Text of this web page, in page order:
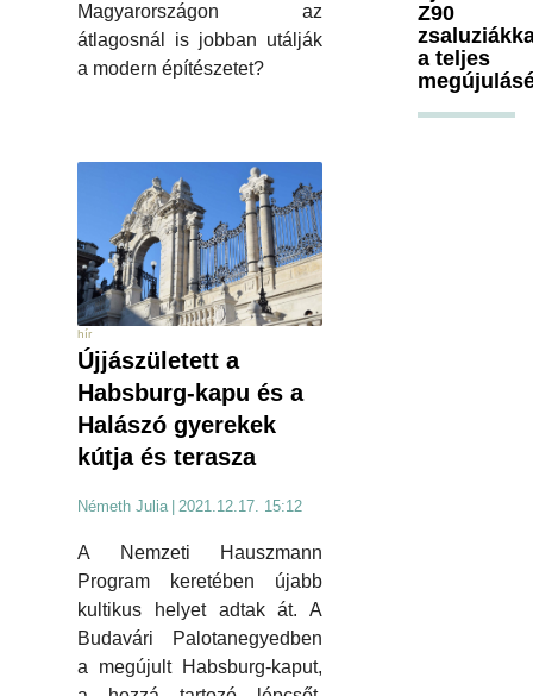
Magyarországon az
átlagosnál is jobban utálják
a modern építészetet?
hír
Újjászületett a
Habsburg-kapu és a
Halászó gyerekek
kútja és terasza
Németh Julia 2021.12.17. 15:12
A Nemzeti Hauszmann
Program keretében újabb
kultikus helyet adtak át. A
Budavári Palotanegyedben
a megújult Habsburg-kaput,
Z90
a teljes